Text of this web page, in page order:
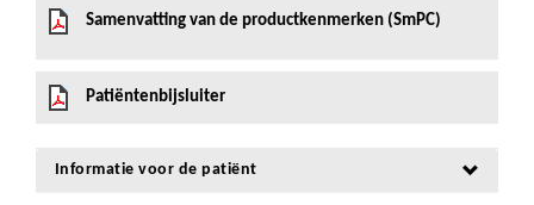
Samenvatting van de productkenmerken (SmPC)
Patiëntenbijsluiter
Informatie voor de patiënt